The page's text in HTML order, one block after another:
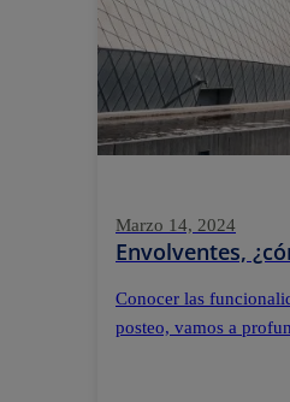
Marzo 14, 2024
Envolventes,
Conocer las
posteo, vamos a